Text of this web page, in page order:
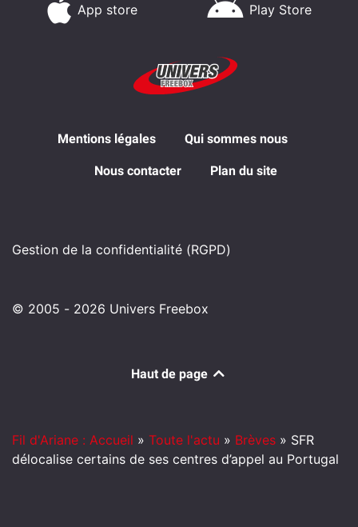
App store Play Store
Mentions légales Qui sommes nous
Nous contacter Plan du site
Gestion de la confidentialité (RGPD)
© 2005 - 2026 Univers Freebox
Haut de page
Fil d'Ariane : Accueil » Toute l'actu » Brèves » SFR
délocalise certains de ses centres d’appel au Portugal